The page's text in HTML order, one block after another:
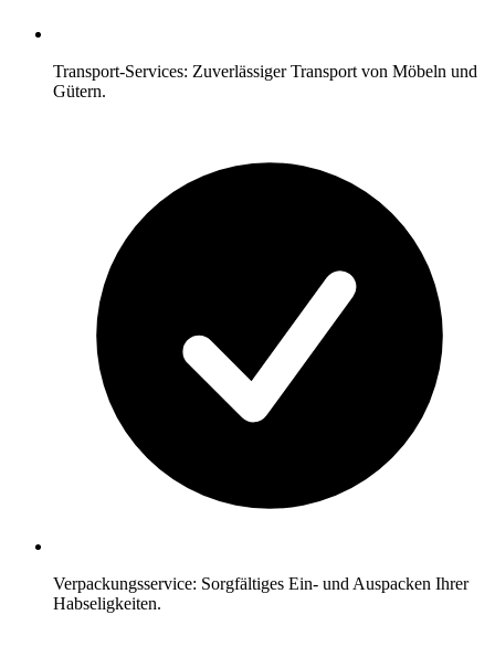
Transport-Services: Zuverlässiger Transport von Möbeln und
Gütern.
Verpackungsservice: Sorgfältiges Ein- und Auspacken Ihrer
Habseligkeiten.